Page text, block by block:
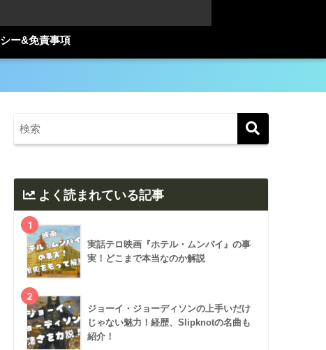
ー&免責事項
よく読まれている記事
1
実話テロ映画『ホテル・ムンバイ』の事
実！どこまで本当なのか解説
2
ジョーイ・ジョーディソンの上手いだけ
じゃない魅力！経歴、Slipknotの名曲も
紹介！